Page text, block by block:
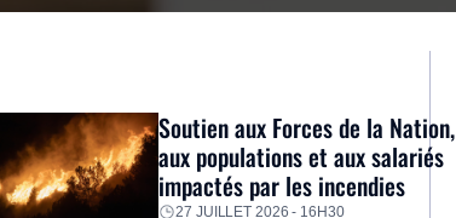
Soutien aux Forces de la Nation,
aux populations et aux salariés
impactés par les incendies
27 JUILLET 2026 - 16H30